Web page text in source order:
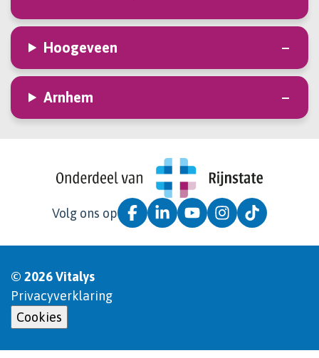
Hoogeveen
Arnhem
Volg ons op
© 2026 Vitalys
Privacyverklaring
Cookies